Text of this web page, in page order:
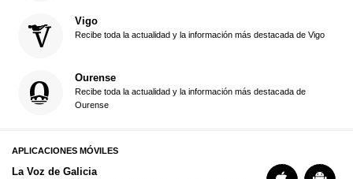
Vigo
Recibe toda la actualidad y la información más destacada de Vigo
Ourense
Recibe toda la actualidad y la información más destacada de
Ourense
APLICACIONES MÓVILES
La Voz de Galicia